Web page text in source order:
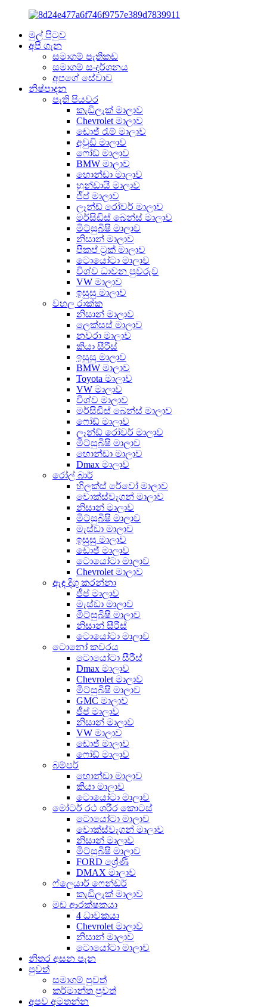
මුල් පිටුව
අපි ගැන
සමාගම් පැතිකඩ
සමාගම් සංදර්ශනය
අපගේ සේවාව
නිෂ්පාදන
පැති පියවර
කැඩිලැක් මාලාව
Chevrolet මාලාව
ඩොජ් රැම් මාලාව
අවුඩි මාලාව
ෆෝඩ් මාලාව
BMW මාලාව
හොන්ඩා මාලාව
හුන්ඩායි මාලාව
ජීප් මාලාව
ලෑන්ඩ් රෝවර් මාලාව
මර්සිඩීස් බෙන්ස් මාලාව
මිට්සුබිෂි මාලාව
නිසාන් මාලාව
පිකප් ට්‍රක් මාලාව
ටොයෝටා මාලාව
විශ්ව ධාවන පුවරුව
VW මාලාව
ඉසුසු මාලාව
වහල රාක්ක
නිසාන් මාලාව
ලෙක්සස් මාලාව
නවරා මාලාව
කියා සීරීස්
ඉසුසු මාලාව
BMW මාලාව
Toyota මාලාව
VW මාලාව
විශ්ව මාලාව
මර්සිඩීස් බෙන්ස් මාලාව
ෆෝඩ් මාලාව
ලෑන්ඩ් රෝවර් මාලාව
මිට්සුබිෂි මාලාව
හොන්ඩා මාලාව
Dmax මාලාව
රෝල් බාර්
හිලක්ස් රේවෝ මාලාව
වොක්ස්වැගන් මාලාව
නිසාන් මාලාව
මිට්සුබිෂි මාලාව
මැස්ඩා මාලාව
ඉසුසු මාලාව
ඩොජ් මාලාව
ටොයෝටා මාලාව
Chevrolet මාලාව
ඇඳ දිගු කරන්නා
ජීප් මාලාව
මැස්ඩා මාලාව
මිට්සුබිෂි මාලාව
නිසාන් සීරීස්
ටොයෝටා මාලාව
ටොනෝ කවරය
ටොයෝටා සීරීස්
Dmax මාලාව
Chevrolet මාලාව
මිට්සුබිෂි මාලාව
GMC මාලාව
ජීප් මාලාව
නිසාන් මාලාව
VW මාලාව
ඩොජ් මාලාව
ෆෝඩ් මාලාව
බම්පර්
හොන්ඩා මාලාව
කියා මාලාව
ටොයෝටා මාලාව
මෝටර් රථ ශරීර කොටස්
ටොයෝටා මාලාව
වොක්ස්වැගන් මාලාව
නිසාන් මාලාව
මිට්සුබිෂි මාලාව
FORD ශ්‍රේණි
DMAX මාලාව
ෆ්ලෙයාර් ෆෙන්ඩර්
කැඩිලැක් මාලාව
මඩ ආරක්ෂකයා
4 ධාවකයා
Chevrolet මාලාව
නිසාන් මාලාව
ටොයෝටා මාලාව
නිතර අසන පැන
පුවත්
සමාගම් පුවත්
කර්මාන්ත පුවත්
අපව අමතන්න